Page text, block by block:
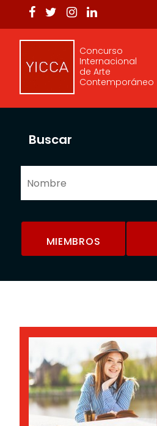
Concurso
Internacional
de Arte
Contemporáneo
Buscar
MIEMBROS